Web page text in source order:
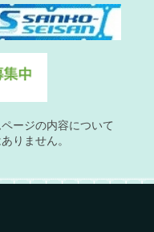
ージの内容について
りません。